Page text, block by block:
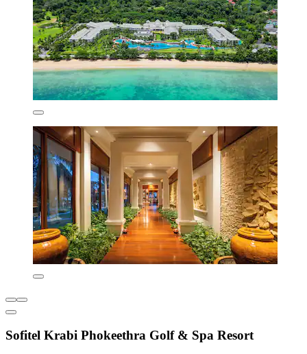
Sofitel Krabi Phokeethra Golf & Spa Resort